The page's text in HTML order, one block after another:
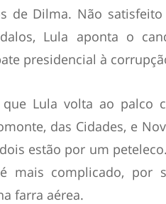
de Dilma. Não
Lula aponta o
presidencial à
Lula volta ao palco
das Cidades, e
estão por um
mais complicado, por
farra aérea.